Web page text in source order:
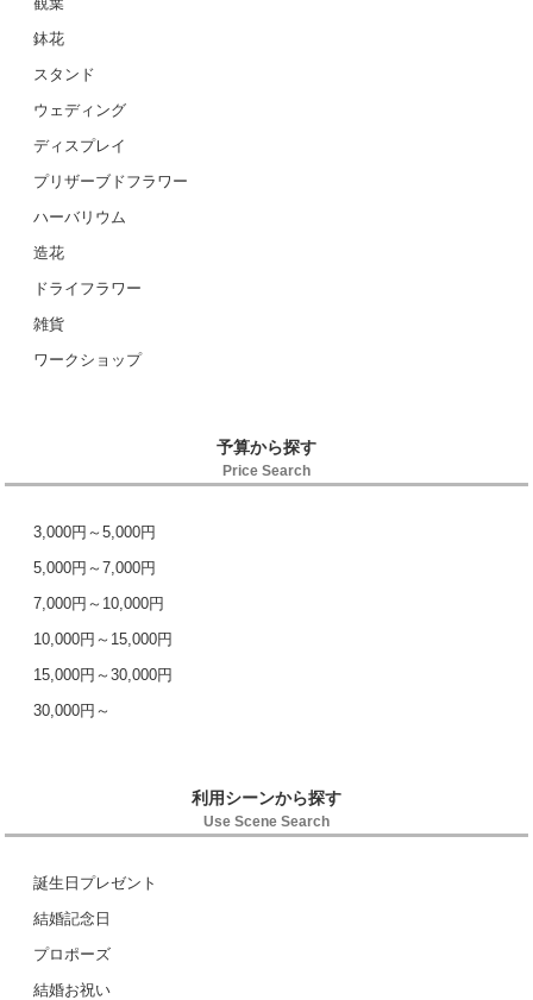
鉢花
スタンド
ウェディング
ディスプレイ
プリザーブドフラワー
ハーバリウム
造花
ドライフラワー
雑貨
ワークショップ
予算から探す
Price Search
3,000円～5,000円
5,000円～7,000円
7,000円～10,000円
10,000円～15,000円
15,000円～30,000円
30,000円～
利用シーンから探す
Use Scene Search
誕生日プレゼント
結婚記念日
プロポーズ
結婚お祝い